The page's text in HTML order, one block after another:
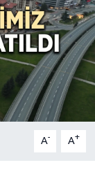
A- A+